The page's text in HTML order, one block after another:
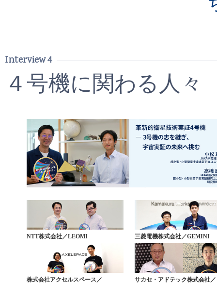
Interview 4
４号機に関わる人々
NTT株式会社／LEOMI 三菱電機株式会社／GEMINI
株式会社アクセルスペース／
サカセ・アドテック株式会社／